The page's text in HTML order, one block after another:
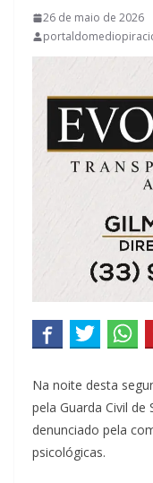
26 de maio de 2026
Na noite desta
pela Guarda Civil
denunciado pela
psicológicas.